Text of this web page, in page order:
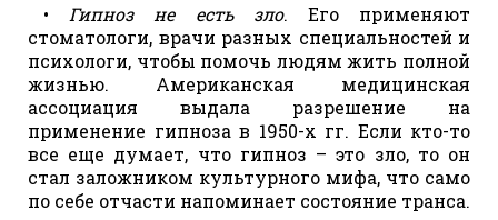
• Гипноз не есть зло. Его применяют
стоматологи, врачи разных специальностей и
психологи, чтобы помочь людям жить полной
жизнью. Американская медицинская
ассоциация выдала разрешение на
применение гипноза в 1950-х гг. Если кто-то
все еще думает, что гипноз – это зло, то он
стал заложником культурного мифа, что само
по себе отчасти напоминает состояние транса.